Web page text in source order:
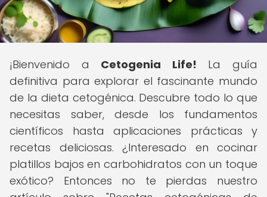
¡Bienvenido a Cetogenia Life! La guía
definitiva para explorar el fascinante mundo
de la dieta cetogénica. Descubre todo lo que
necesitas saber, desde los fundamentos
científicos hasta aplicaciones prácticas y
recetas deliciosas. ¿Interesado en cocinar
platillos bajos en carbohidratos con un toque
exótico? Entonces no te pierdas nuestro